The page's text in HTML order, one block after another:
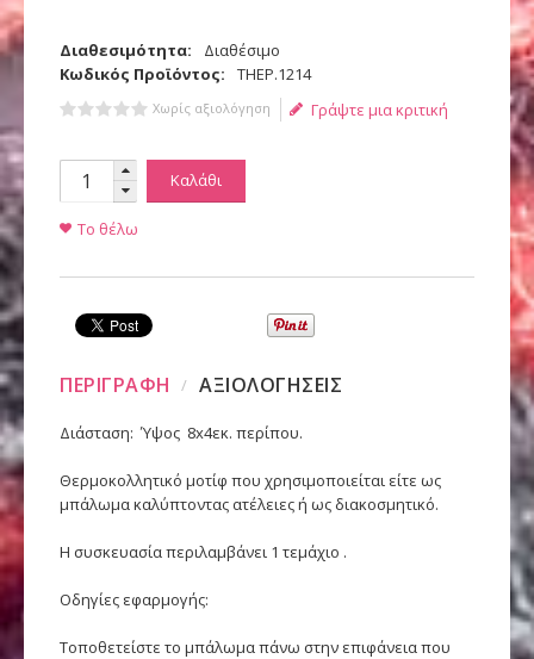
Διαθεσιμότητα:
Διαθέσιμο
Κωδικός Προϊόντος:
ΤΗΕΡ.1214
Χωρίς αξιολόγηση Γράψτε μια κριτική
Καλάθι
Το θέλω
ΠΕΡΙΓΡΑΦΗ ΑΞΙΟΛΟΓΗΣΕΙΣ
Διάσταση: Ύψος 8x4εκ. περίπου.
Θερμοκολλητικό μοτίφ που χρησιμοποιείται είτε ως
μπάλωμα καλύπτοντας ατέλειες ή ως διακοσμητικό.
Η συσκευασία περιλαμβάνει 1 τεμάχιο .
Οδηγίες εφαρμογής:
Τοποθετείστε το μπάλωμα πάνω στην επιφάνεια που